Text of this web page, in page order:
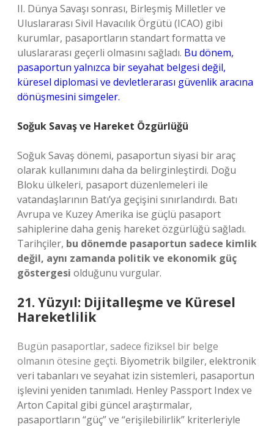
II. Dünya Savaşı sonrası, Birleşmiş Milletler ve
Uluslararası Sivil Havacılık Örgütü (ICAO) gibi
kurumlar, pasaportların standart formatta ve
uluslararası geçerli olmasını sağladı. Bu dönem,
pasaportun yalnızca bir seyahat belgesi değil,
küresel diplomasi ve devletlerarası güvenlik aracına
dönüşmesini simgeler.
Soğuk Savaş ve Hareket Özgürlüğü
Soğuk Savaş dönemi, pasaportun siyasi bir araç
olarak kullanımını daha da belirginleştirdi. Doğu
Bloku ülkeleri, pasaport düzenlemeleri ile
vatandaşlarının Batı’ya geçişini sınırlandırdı. Batı
Avrupa ve Kuzey Amerika ise güçlü pasaport
sahiplerine daha geniş hareket özgürlüğü sağladı.
Tarihçiler, bu dönemde pasaportun sadece kimlik
değil, aynı zamanda politik ve ekonomik güç
göstergesi olduğunu vurgular.
21. Yüzyıl: Dijitalleşme ve Küresel
Hareketlilik
Bugün pasaportlar, sadece fiziksel bir belge
olmanın ötesine geçti. Biyometrik bilgiler, elektronik
veri tabanları ve seyahat izin sistemleri, pasaportun
işlevini yeniden tanımladı. Henley Passport Index ve
Arton Capital gibi güncel araştırmalar,
pasaportların “güç” ve “erişilebilirlik” kriterleriyle